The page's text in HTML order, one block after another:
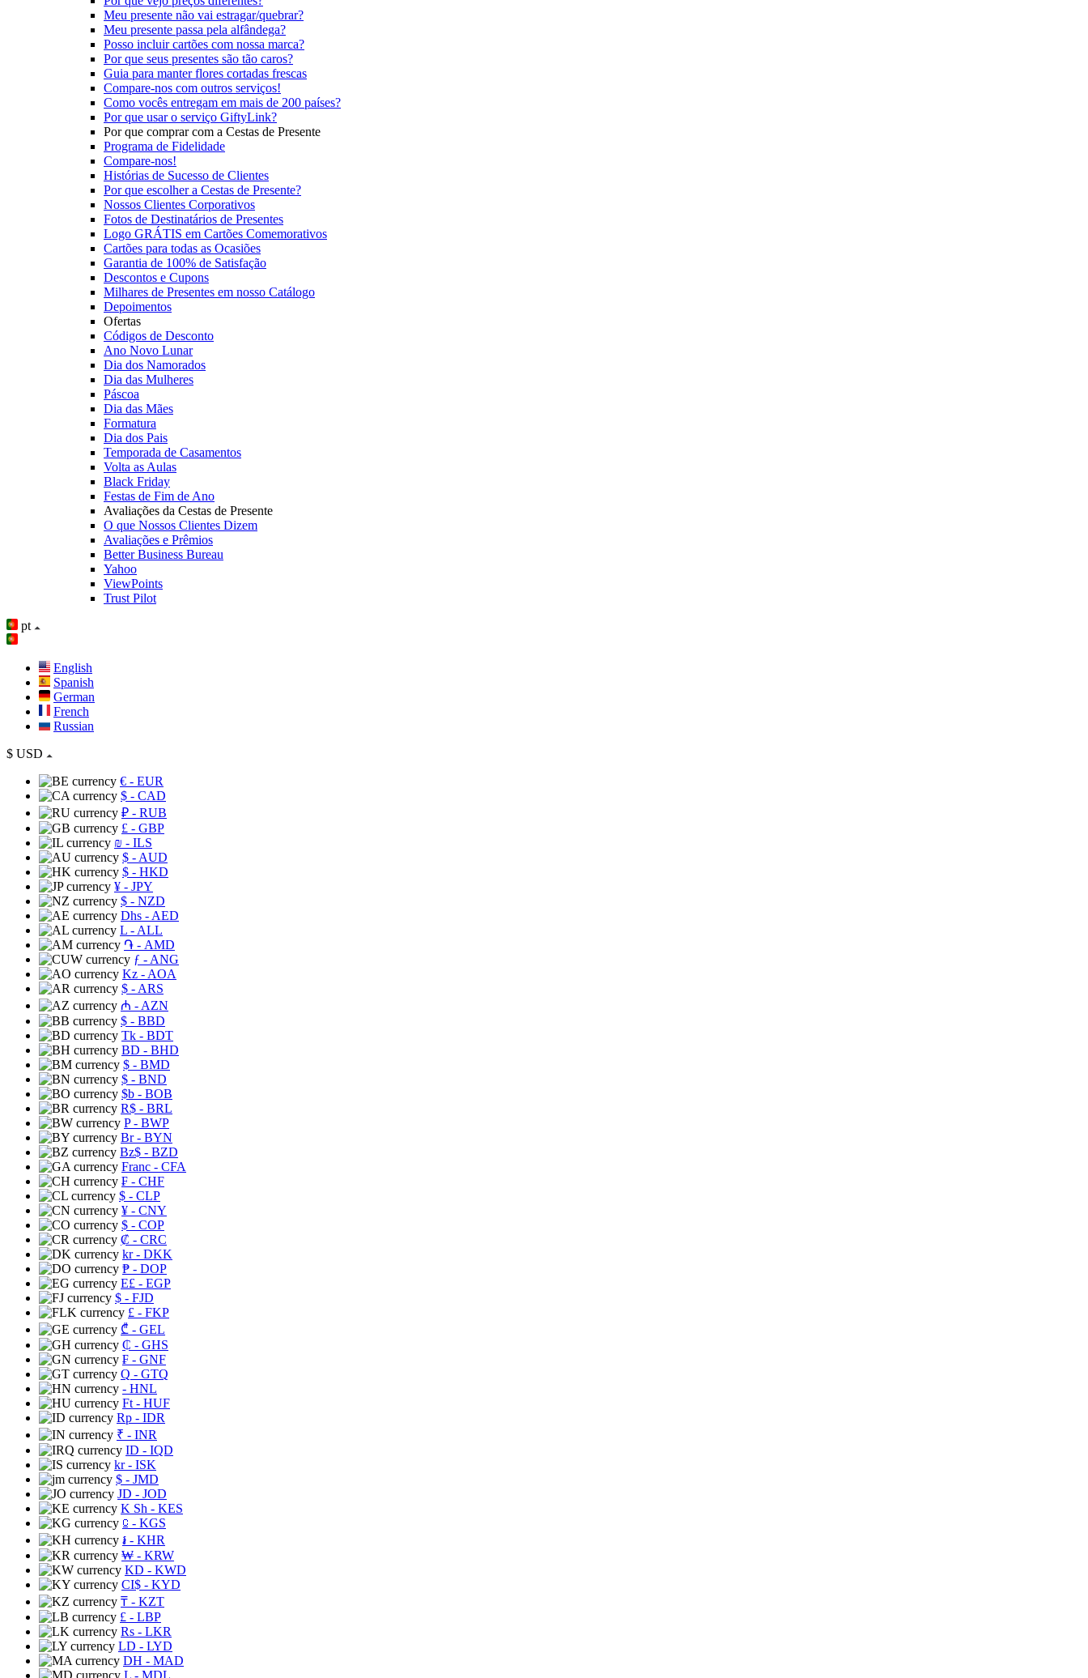
Meu presente não vai estragar/quebrar?
Meu presente passa pela alfândega?
Posso incluir cartões com nossa marca?
Por que seus presentes são tão caros?
Guia para manter flores cortadas frescas
Compare-nos com outros serviços!
Como vocês entregam em mais de 200 países?
Por que usar o serviço GiftyLink?
Por que comprar com a Cestas de Presente
Programa de Fidelidade
Compare-nos!
Histórias de Sucesso de Clientes
Por que escolher a Cestas de Presente?
Nossos Clientes Corporativos
Fotos de Destinatários de Presentes
Logo GRÁTIS em Cartões Comemorativos
Cartões para todas as Ocasiões
Garantia de 100% de Satisfação
Descontos e Cupons
Milhares de Presentes em nosso Catálogo
Depoimentos
Ofertas
Códigos de Desconto
Ano Novo Lunar
Dia dos Namorados
Dia das Mulheres
Páscoa
Dia das Mães
Formatura
Dia dos Pais
Temporada de Casamentos
Volta as Aulas
Black Friday
Festas de Fim de Ano
Avaliações da Cestas de Presente
O que Nossos Clientes Dizem
Avaliações e Prêmios
Better Business Bureau
Yahoo
ViewPoints
Trust Pilot
pt
English
Spanish
German
French
Russian
$ USD
€ - EUR
$ - CAD
₽ - RUB
£ - GBP
₪ - ILS
$ - AUD
$ - HKD
¥ - JPY
$ - NZD
Dhs - AED
L - ALL
֏ - AMD
ƒ - ANG
Kz - AOA
$ - ARS
₼ - AZN
$ - BBD
Tk - BDT
BD - BHD
$ - BMD
$ - BND
$b - BOB
R$ - BRL
P- BWP
Br- BYN
Bz$ - BZD
Franc - CFA
₣ - CHF
$ - CLP
¥ - CNY
$ - COP
₡ - CRC
kr- DKK
₱ - DOP
E£ - EGP
$ - FJD
£ - FKP
₾ - GEL
₵ - GHS
₣ - GNF
Q - GTQ
- HNL
Ft - HUF
Rp - IDR
₹ - INR
ID - IQD
kr- ISK
$ - JMD
JD - JOD
K Sh - KES
⃀ - KGS
៛ - KHR
₩ - KRW
KD - KWD
CI$ - KYD
₸ - KZT
£ - LBP
Rs - LKR
LD - LYD
DH - MAD
L - MDL